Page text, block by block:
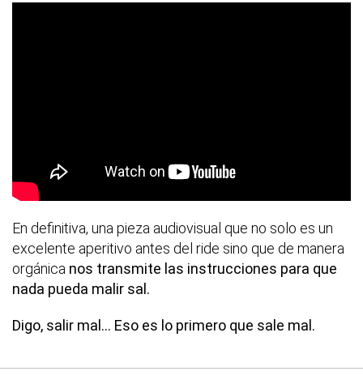
En definitiva, una pieza audiovisual que no solo es un
excelente aperitivo antes del ride sino que de manera
orgánica nos transmite las instrucciones para que
nada pueda malir sal.
Digo, salir mal... Eso es lo primero que sale mal.